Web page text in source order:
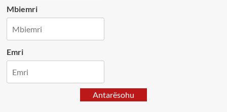
Mbiemri
Emri
Antarësohu